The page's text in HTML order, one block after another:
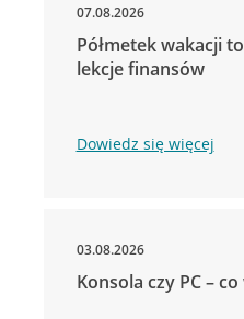
07.08.2026
Półmetek wakacji
lekcje finansów
Dowiedz się więcej
03.08.2026
Konsola czy PC –